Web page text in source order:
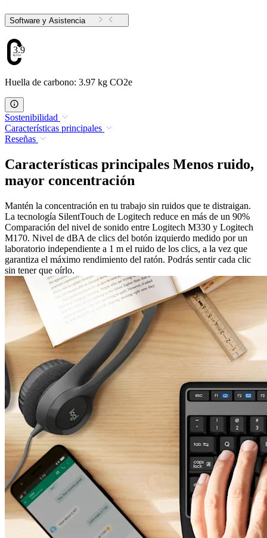
Software y Asistencia
3.97
Huella de carbono: 3.97 kg CO2e
Sostenibilidad
Características principales
Reseñas
Características principales Menos ruido,
mayor concentración
Mantén la concentración en tu trabajo sin ruidos que te distraigan.
La tecnología SilentTouch de Logitech reduce en más de un 90%
Comparación del nivel de sonido entre Logitech M330 y Logitech
M170. Nivel de dBA de clics del botón izquierdo medido por un
laboratorio independiente a 1 m el ruido de los clics, a la vez que
garantiza el máximo rendimiento del ratón. Podrás sentir cada clic
sin tener que oírlo.